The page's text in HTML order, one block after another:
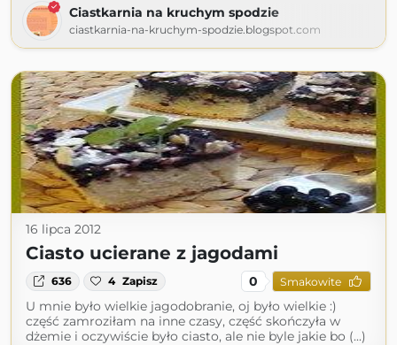
Ciastkarnia na kruchym spodzie
ciastkarnia-na-kruchym-spodzie.blogspot.com
16 lipca 2012
Ciasto ucierane z jagodami
636 4 Zapisz 0 Smakowite
U mnie było wielkie jagodobranie, oj było wielkie :)
część zamroziłam na inne czasy, część skończyła w
dżemie i oczywiście było ciasto, ale nie byle jakie bo (...)